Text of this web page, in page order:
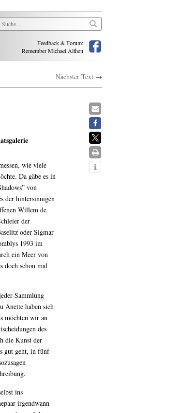
Feedback & Forum:
Remember Michael Althen
Nächster Text →
wie viele
Da gäbe es in
von
der hintersinnigen
Willem de
der
oder Sigmar
1993 im
ein Meer von
doch schon mal
Sammlung
Anette haben sich
möchten wir an
des
die Kunst der
gut geht, in fünf
ins
irgendwann